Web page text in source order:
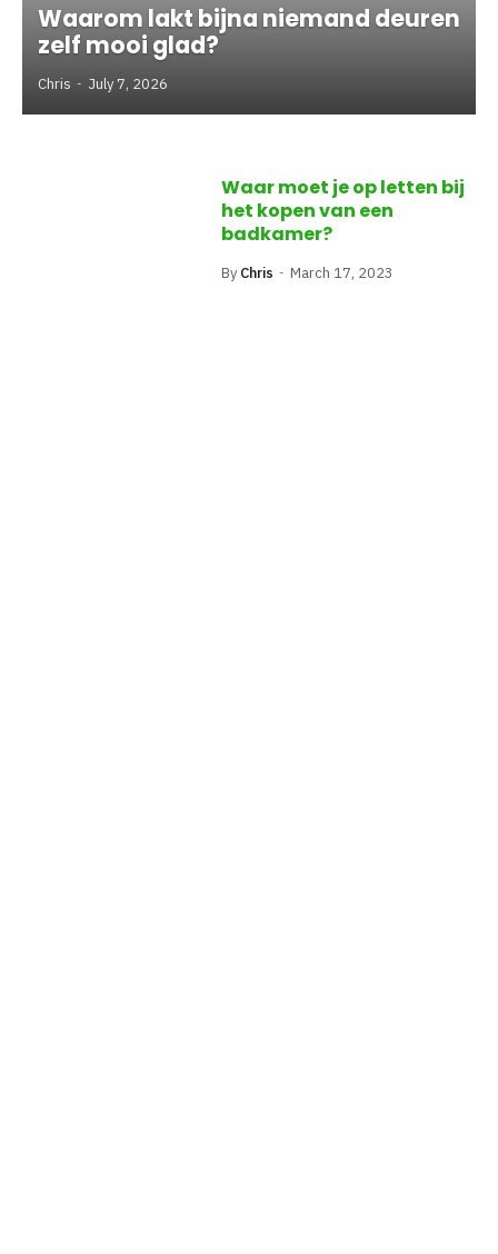
Waarom lakt bijna niemand deuren
zelf mooi glad?
Chris July 7, 2026
Waar moet je op letten bij
het kopen van een
badkamer?
By Chris March 17, 2023